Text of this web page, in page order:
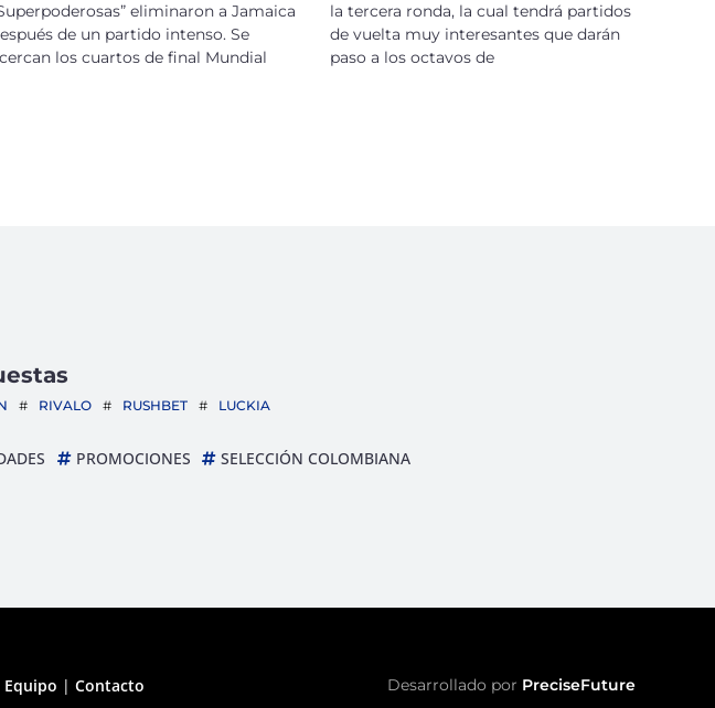
eliminaron a Jamaica
de un partido intenso. Se
los cuartos de final Mundial
la tercera ronda, la cual tendrá partidos
de vuelta muy interesantes que darán
paso a los octavos de
RIVALO RUSHBET LUCKIA
PROMOCIONES SELECCIÓN COLOMBIANA
Equipo | Contacto Desarrollado por PreciseFuture